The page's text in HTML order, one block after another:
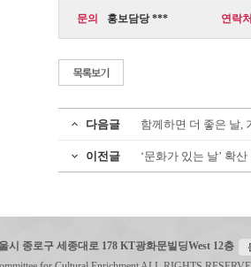
문의 홍보담당 *** 연락
다음글 함께하면 더 좋은 날,
이전글 ‘문화가 있는 날’ 확
시 종로구 세종대로 178 KT광화문빌딩West 12층